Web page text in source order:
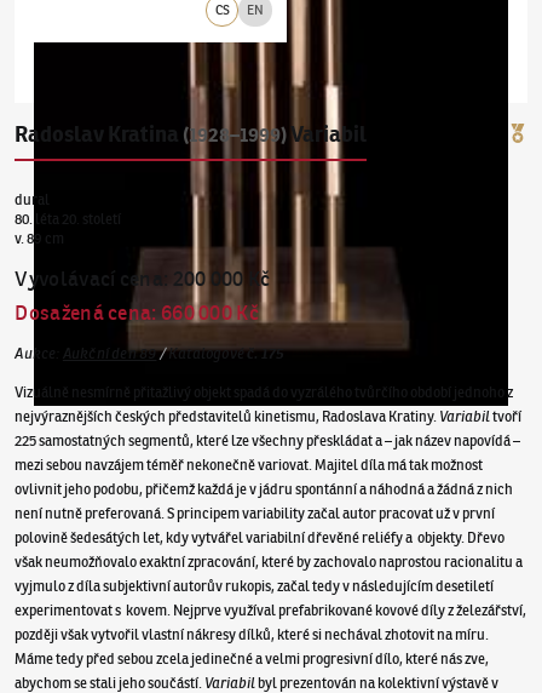
CS EN
Radoslav Kratina (1928–1999) Variabil
dural
80. léta 20. století
v. 89 cm
Vyvolávací cena
200 000 Kč
Dosažená cena: 660 000 Kč
Aukce Aukční den 89/Katalogovéč.175
Vizuálně nesmírně přitažlivý objekt spadá do vyzrálého tvůrčího období jednoho z
nejvýraznějších českých představitelů kinetismu, Radoslava Kratiny. Variabiltvoří
225 samostatných segmentů, které lze všechny přeskládat a – jak název napovídá –
mezi sebou navzájem téměř nekonečně variovat. Majitel díla má tak možnost
ovlivnit jeho podobu, přičemž každá je v jádru spontánní a náhodná a žádná z nich
není nutně preferovaná. S principem variability začal autor pracovat už v první
polovině šedesátých let, kdy vytvářel variabilní dřevěné reliéfy a objekty. Dřevo
však neumožňovalo exaktní zpracování, které by zachovalo naprostou racionalitu a
vyjmulo z díla subjektivní autorův rukopis, začal tedy v následujícím desetiletí
experimentovat s kovem. Nejprve využíval prefabrikované kovové díly z železářství,
později však vytvořil vlastní nákresy dílků, které si nechával zhotovit na míru.
Máme tedy před sebou zcela jedinečné a velmi progresivní dílo, které nás zve,
abychom se stali jeho součástí. Variabilbyl prezentován na kolektivní výstavě v